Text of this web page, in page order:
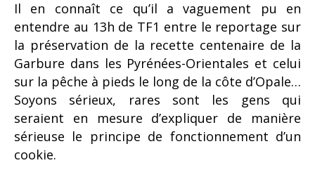
Il en connaît ce qu’il a vaguement pu en
entendre au 13h de TF1 entre le reportage sur
la préservation de la recette centenaire de la
Garbure dans les Pyrénées-Orientales et celui
sur la pêche à pieds le long de la côte d’Opale…
Soyons sérieux, rares sont les gens qui
seraient en mesure d’expliquer de manière
sérieuse le principe de fonctionnement d’un
cookie.